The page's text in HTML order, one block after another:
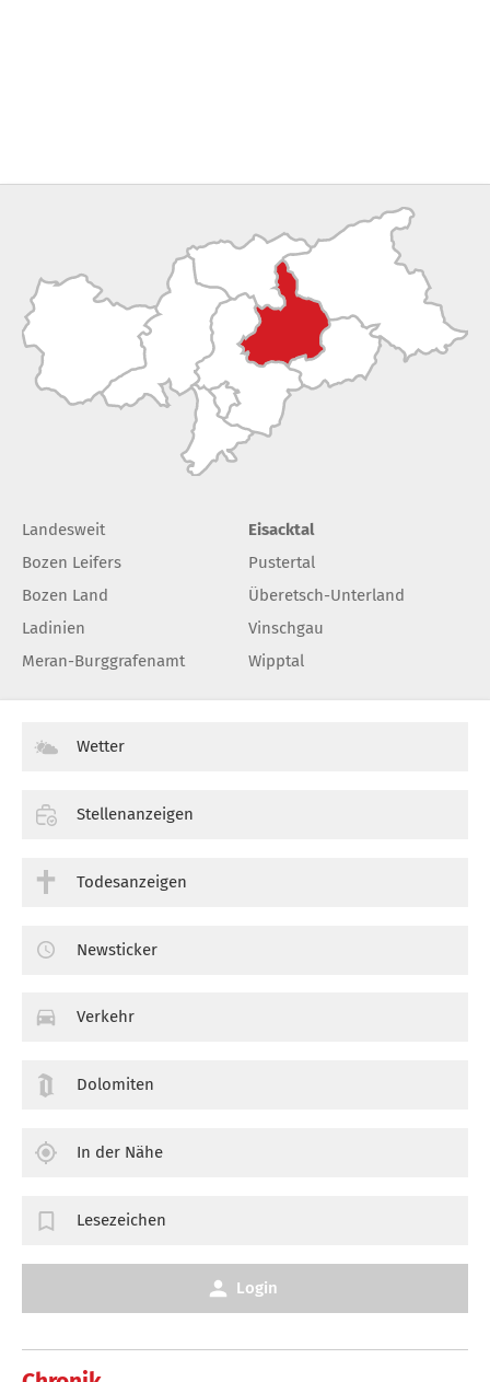
Landesweit
Bozen Leifers
Bozen Land
Ladinien
Meran-Burggrafenamt
Eisacktal
Pustertal
Überetsch-Unterland
Vinschgau
Wipptal
Wetter
Stellenanzeigen
Todesanzeigen
Newsticker
Verkehr
Dolomiten
In der Nähe
Lesezeichen
Login